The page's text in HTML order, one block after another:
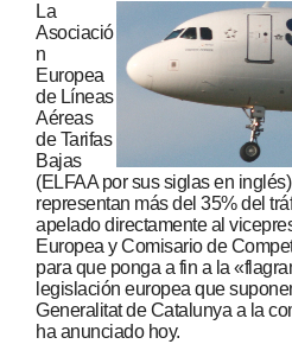
La
Asociació
n
Europea
de Líneas
Aéreas
de Tarifas
Bajas
(ELFAA por sus siglas en
representan más del 35% del
apelado directamente al
Europea y Comisario de
para que ponga a fin a la
legislación europea que
Generalitat de Catalunya a la
ha anunciado hoy.